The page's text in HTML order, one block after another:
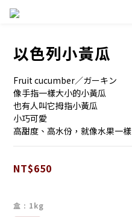
以色列小黃瓜
Fruit cucumber／ガーキン
像手指一樣大小的小黃瓜
也有人叫它拇指小黃瓜
小巧可愛
高甜度、高水份，就像水果一樣
NT$650
盒 : 1kg